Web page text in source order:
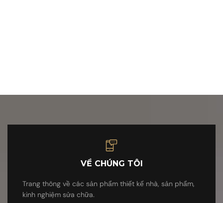
VỀ CHÚNG TÔI
Trang thông về các sản phẩm thiết kế nhà, sản phẩm,
kinh nghiệm sửa chữa.